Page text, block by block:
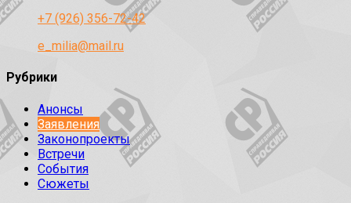
+7 (926) 356-72-42
e_milia@mail.ru
Рубрики
Анонсы
Заявления
Законопроекты
Встречи
События
Сюжеты